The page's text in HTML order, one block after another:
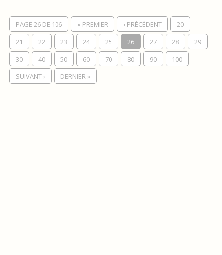
PAGE 26 DE 106 « PREMIER ‹ PRÉCÉDENT
20
21
22 23 24 25 26 27 28
29
30
40 50 60 70 80 90
100
SUIVANT ›
DERNIER »